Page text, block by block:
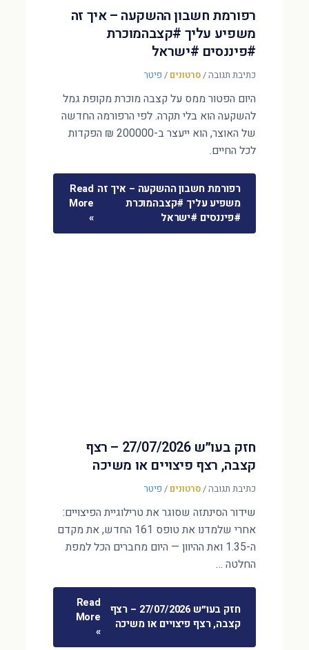
רפורמת חשבון ההשקעה – איך זה
משפיע עליך #קצבהמוכרת
#פיננסים #ישראל
כתיבת תגובה/סרטונים / פיטר
היום הפטור ממס על קצבה מוכרת מקופת גמל
להשקעה הוא בלי תקרה. לפי הרפורמה החדשה
של האוצר, הוא ייעצר ב-200000 ₪ הפקדות
לכל החיים.
רפורמת חשבון ההשקעה – איך זה
משפיע עליך #קצבהמוכרת
#פיננסים #ישראל
Read
More
»
חזק בעו״ש 27/07/2026 – רצף
קצבה, רצף פיצויים או משיכה
כתיבת תגובה/סרטונים / פיטר
שידור הסינתזה שסוגר את טרילוגיית הפיצויים:
אחרי שלמדנו את טופס 161 החדש, את מקדם
ה-1.35 ואת ההיוון — היום מחברים הכל למפת
החלטה …
חזק בעו״ש 27/07/2026 – רצף
קצבה, רצף פיצויים או משיכה
Read
More
»